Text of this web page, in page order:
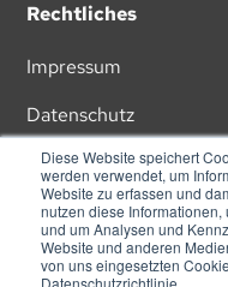
Diese Website speichert
werden verwendet, um
Website zu erfassen und
nutzen diese
und um Analysen und
Website und anderen
von uns eingesetzten
Datenschutzrichtlinie.
Rechtliches
Impressum
Datenschutz
AGB